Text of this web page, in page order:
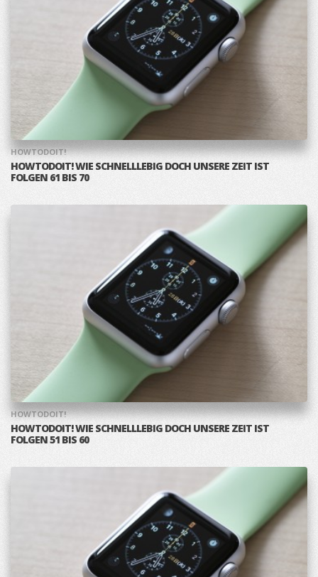
HOWTODOIT!
HOWTODOIT! WIE SCHNELLLEBIG DOCH UNSERE ZEIT IST
FOLGEN 61 BIS 70
HOWTODOIT!
HOWTODOIT! WIE SCHNELLLEBIG DOCH UNSERE ZEIT IST
FOLGEN 51 BIS 60